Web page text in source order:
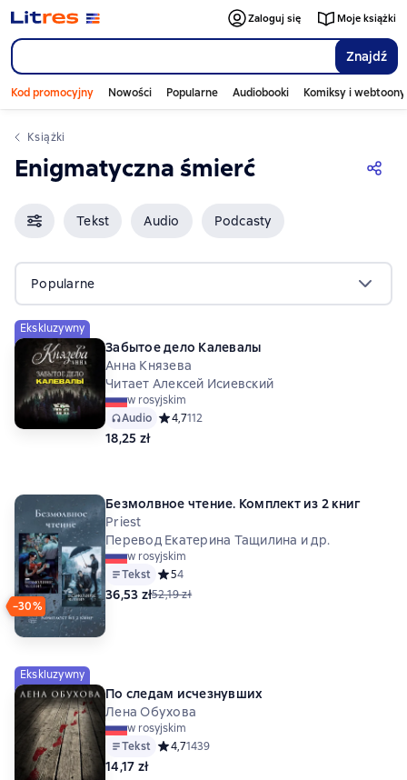
Znajdź
Zaloguj się Moje książki
Kod promocyjny Nowości Popularne Audiobooki Komiksy i webtoony
Książki
Enigmatyczna śmierć
Tekst Audio Podcasty
Popularne
Ekskluzywny
Забытое дело Калевалы
Анна Князева
Читает Алексей Исиевский
w rosyjskim
Audio Средний рейтинг 4,7 на основе 112 оценок
4,7112
18,25 zł
−30%
Безмолвное чтение. Комплект из 2 книг
Priest
Перевод Екатерина Тащилина и др.
w rosyjskim
Tekst Средний рейтинг 5 на основе 4 оценок
54
36,53 zł52,19 zł
Ekskluzywny
По следам исчезнувших
Лена Обухова
w rosyjskim
Tekst Средний рейтинг 4,7 на основе 1439 оценок
4,71439
14,17 zł